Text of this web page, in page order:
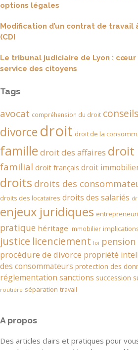
options légales
Modification d’un contrat de travail
(CDI
Le tribunal judiciaire de Lyon :
service des citoyens
Tags
avocat compréhension du droit
divorce droit droit de la
famille droit des affaires droit
familial droit français droit
droits droits des
droits des locataires droits des salariés
enjeux juridiques
pratique héritage immobilier
justice licenciement loi
procédure de divorce propriété
des consommateurs protection des
réglementation sanctions succession
routière séparation travail
A propos
Des articles clairs et pratiques pour